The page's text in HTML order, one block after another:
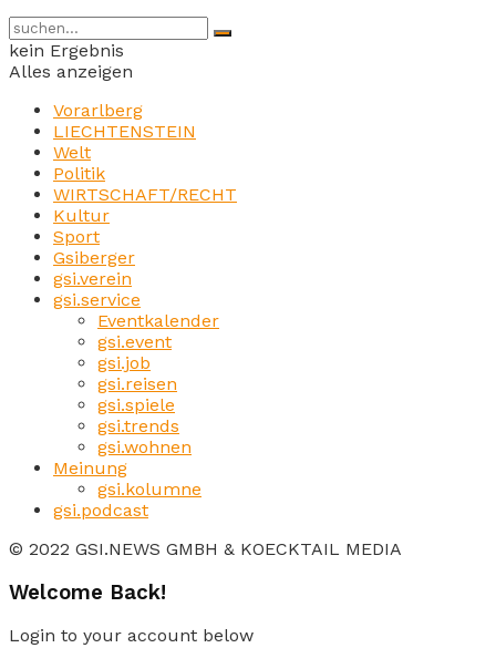
kein Ergebnis
Alles anzeigen
Vorarlberg
LIECHTENSTEIN
Welt
Politik
WIRTSCHAFT/RECHT
Kultur
Sport
Gsiberger
gsi.verein
gsi.service
Eventkalender
gsi.event
gsi.job
gsi.reisen
gsi.spiele
gsi.trends
gsi.wohnen
Meinung
gsi.kolumne
gsi.podcast
© 2022 GSI.NEWS GMBH & KOECKTAIL MEDIA
Welcome Back!
Login to your account below